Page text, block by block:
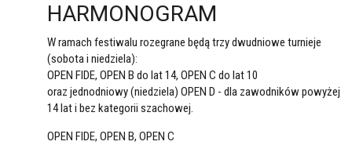
HARMONOGRAM
W ramach festiwalu rozegrane będą trzy dwudniowe turnieje
(sobota i niedziela):
OPEN FIDE, OPEN B do lat 14, OPEN C do lat 10
oraz jednodniowy (niedziela) OPEN D - dla zawodników powyżej
14 lat i bez kategorii szachowej.
OPEN FIDE, OPEN B, OPEN C